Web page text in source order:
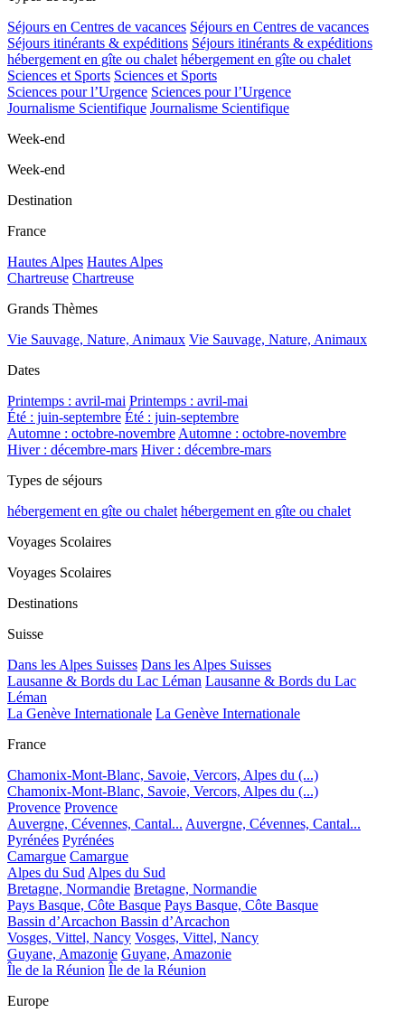
Séjours en Centres de vacances Séjours en Centres de vacances
Séjours itinérants & expéditions Séjours itinérants & expéditions
hébergement en gîte ou chalet hébergement en gîte ou chalet
Sciences et Sports Sciences et Sports
Sciences pour l’Urgence Sciences pour l’Urgence
Journalisme Scientifique Journalisme Scientifique
Week-end
Week-end
Destination
France
Hautes Alpes Hautes Alpes
Chartreuse Chartreuse
Grands Thèmes
Vie Sauvage, Nature, Animaux Vie Sauvage, Nature, Animaux
Dates
Printemps : avril-mai Printemps : avril-mai
Été : juin-septembre Été : juin-septembre
Automne : octobre-novembre Automne : octobre-novembre
Hiver : décembre-mars Hiver : décembre-mars
Types de séjours
hébergement en gîte ou chalet hébergement en gîte ou chalet
Voyages Scolaires
Voyages Scolaires
Destinations
Suisse
Dans les Alpes Suisses Dans les Alpes Suisses
Lausanne & Bords du Lac Léman Lausanne & Bords du Lac
Léman
La Genève Internationale La Genève Internationale
France
Chamonix-Mont-Blanc, Savoie, Vercors, Alpes du (...)
Chamonix-Mont-Blanc, Savoie, Vercors, Alpes du (...)
Provence Provence
Auvergne, Cévennes, Cantal... Auvergne, Cévennes, Cantal...
Pyrénées Pyrénées
Camargue Camargue
Alpes du Sud Alpes du Sud
Bretagne, Normandie Bretagne, Normandie
Pays Basque, Côte Basque Pays Basque, Côte Basque
Bassin d’Arcachon Bassin d’Arcachon
Vosges, Vittel, Nancy Vosges, Vittel, Nancy
Guyane, Amazonie Guyane, Amazonie
Île de la Réunion Île de la Réunion
Europe